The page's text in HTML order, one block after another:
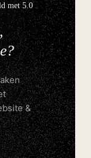
met 5.0
&